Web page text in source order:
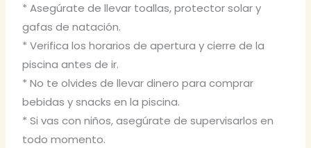
* Asegúrate de llevar toallas, protector solar y
gafas de natación.
* Verifica los horarios de apertura y cierre de la
piscina antes de ir.
* No te olvides de llevar dinero para comprar
bebidas y snacks en la piscina.
* Si vas con niños, asegúrate de supervisarlos en
todo momento.